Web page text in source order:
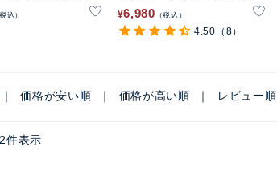
込
¥6,980 税込
4.50 （8）
価格が安い順 価格が高い順 レビュー順
2件表示